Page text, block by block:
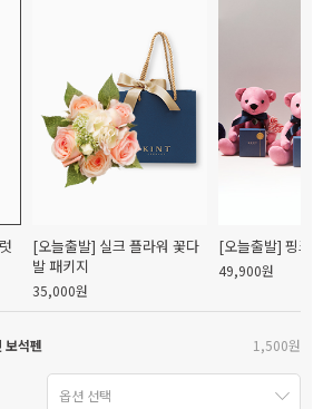
[오늘출발] 실크 플라워 꽃다
발 패키지
35,000원
[오늘출발] 핑크
49,900원
보석펜 1,500원